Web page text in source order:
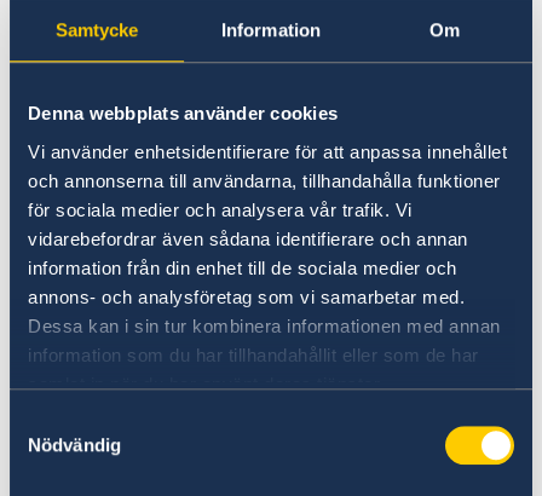
Samtycke Information Om
Denna webbplats använder cookies
Vi använder enhetsidentifierare för att anpassa innehållet
och annonserna till användarna, tillhandahålla funktioner
för sociala medier och analysera vår trafik. Vi
vidarebefordrar även sådana identifierare och annan
information från din enhet till de sociala medier och
annons- och analysföretag som vi samarbetar med.
Dessa kan i sin tur kombinera informationen med annan
information som du har tillhandahållit eller som de har
samlat in när du har använt deras tjänster.
Nödvändig
Büyükelçiliğimize tüm gün boyunca yoğun bir
şekilde telefon geldiğinden dolayı sizin çağrınız
özür diliyoruz ve ancak alternatif olarak
ambassaden.ankara@gov.see-posta
adresinden ulaşmanızı öneriyoruz.
2026 yılında büyükelçiliğimizin kapalı olacağı
günler aşağıdaki gibidir:
January 1
New Years´s Day
Ramadan Bayram